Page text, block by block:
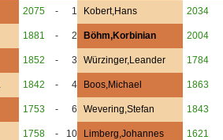
2075 - 1 Kobert,Hans 2034
1881 - 2 Böhm,Korbinian 2004
1852 - 3 Würzinger,Leander 1784
1842 - 4 Boos,Michael 1863
1753 - 6 Wevering,Stefan 1843
1758 - 10 Limberg,Johannes 1621